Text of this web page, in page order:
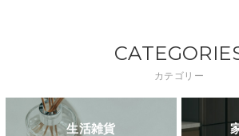
カテゴリー
生活雑貨